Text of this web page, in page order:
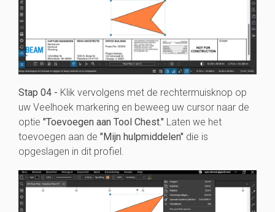
Stap 04 - Klik vervolgens met de rechtermuisknop op
uw Veelhoek markering en beweeg uw cursor naar de
optie "Toevoegen aan Tool Chest." Laten we het
toevoegen aan de "Mijn hulpmiddelen" die is
opgeslagen in dit profiel.